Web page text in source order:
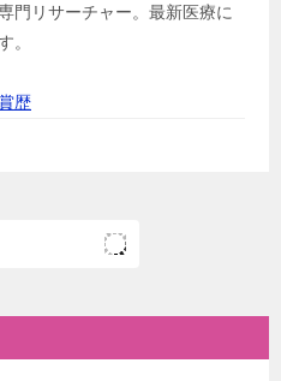
門リサーチャー。最新医療に
。
歴